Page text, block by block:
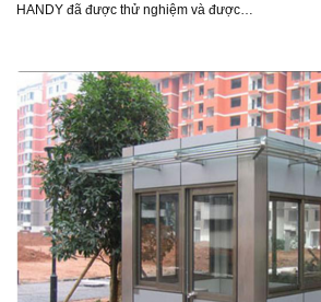
HANDY đã được thử nghiệm và được…